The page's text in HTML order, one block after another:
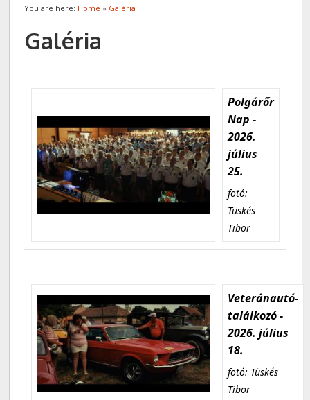
You are here: Home » Galéria
Galéria
Polgárőr
Nap -
2026.
július
25.
fotó:
Tüskés
Tibor
Veteránautó-
találkozó -
2026. július
18.
fotó: Tüskés
Tibor